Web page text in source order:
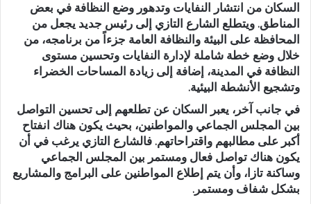
السكان من انتشار النفايات وتدهور وضع النظافة في بعض
المناطق. ويتطلع الشارع التازي إلى رئيس جديد يجعل من
المحافظة على البيئة والنظافة العامة جزءاً من برنامجه، من
خلال وضع خطة شاملة لإدارة النفايات وتحسين مستوى
النظافة في المدينة، إضافة إلى زيادة المساحات الخضراء
وتشجيع الأنشطة البيئية.
في جانب آخر، يعبر السكان عن تطلعهم إلى تحسين التواصل
بين المجلس الجماعي والمواطنين، بحيث يكون هناك انفتاح
أكبر على مطالبهم واقتراحاتهم. فالشارع التازي يرغب في أن
يكون هناك تواصل فعال ومستمر بين المجلس الجماعي
وساكنة تازا، وأن يتم إطلاع المواطنين على البرامج والمشاريع
بشكل شفاف ومستمر.